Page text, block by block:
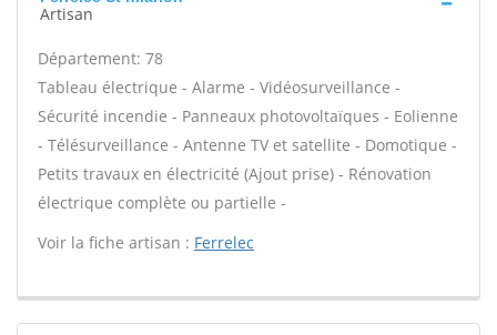
Artisan
Département: 78
Tableau électrique - Alarme - Vidéosurveillance -
Sécurité incendie - Panneaux photovoltaïques - Eolienne
- Télésurveillance - Antenne TV et satellite - Domotique -
Petits travaux en électricité (Ajout prise) - Rénovation
électrique complète ou partielle -
Voir la fiche artisan : Ferrelec